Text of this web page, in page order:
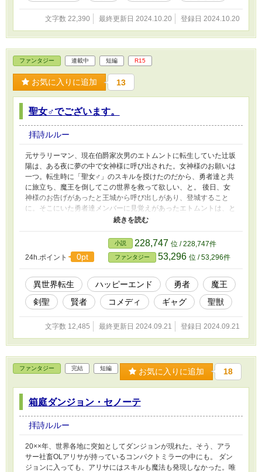
文字数 22,390 最終更新日 2024.10.20 登録日 2024.10.20
ファンタジー 連載中 短編 R15
お気に入りに追加 13
聖女♂でございます。
拝詩ルルー
元サラリーマン、現在伯爵家次男のエトムントに転生していた辻坂
陽は、ある夜に夢の中で女神様に呼び出された。女神様のお願いは
一つ。転生時に「聖女♂」のスキルを授けたのだから、勇者達と共
に旅立ち、魔王を倒してこの世界を救って欲しい、と。 後日、女
神様のお告げがあったと王城から呼び出しがあり、登城すること
に。そこにいた勇者達メンバーに見覚えがあったエトムントは、と
ある乙女ゲームの続編を思い出した。 あれ？これって某乙女ゲー
ムの続編じゃね？ しかも、俺のスキルが「聖女♂」ってことは、俺
が女子高生ヒロイン役なの？ 果たして、エトムントは勇者と共に
世界を救えるのか！？ ※『悪役令嬢♂でございます。』の続編で
す。 ※全７話の短編です。 ※R15は保険です。 ※ご都合主義で
す。
24h.ポイント 0pt
小説 228,747 位 / 228,747件
ファンタジー 53,296 位 / 53,296件
異世界転生 ハッピーエンド 勇者
魔王
剣聖
賢者 コメディ ギャグ 聖獣
文字数 12,485 最終更新日 2024.09.21 登録日 2024.09.21
ファンタジー 完結 短編 お気に入りに追加 18
箱庭ダンジョン・セノーテ
拝詩ルルー
20××年、世界各地に突如としてダンジョンが現れた。そう、アラ
サー社畜OLアリサが持っているコンパクトミラーの中にも。 ダン
ジョンに入っても、アリサにはスキルも魔法も発現しなかった。唯